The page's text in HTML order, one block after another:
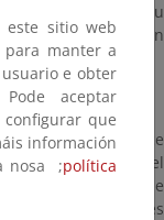
que es casi su
el año pasado en
amenaza y hace
humedales sufren el
la proliferación de
por actividades
este sitio web
manter a
e obter
aceptar
que
información
nosa ;política